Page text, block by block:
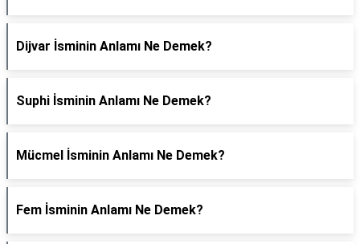
Dijvar İsminin Anlamı Ne Demek?
Suphi İsminin Anlamı Ne Demek?
Mücmel İsminin Anlamı Ne Demek?
Fem İsminin Anlamı Ne Demek?